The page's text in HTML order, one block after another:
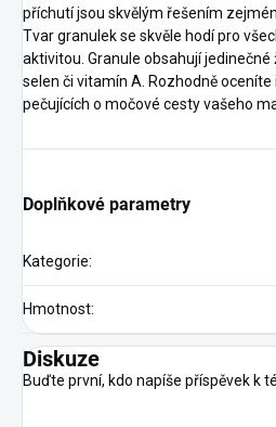
příchutí jsou skvělým řešením
Tvar granulek se skvěle hodí pro
aktivitou. Granule obsahují jedinečné
selen či vitamín A. Rozhodně
pečujících o močové cesty vašeho
Doplňkové parametry
Kategorie:
Hmotnost:
Diskuze
Buďte první, kdo napíše příspěvek k